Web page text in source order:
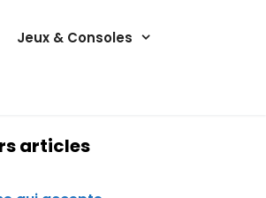
Jeux & Consoles
articles